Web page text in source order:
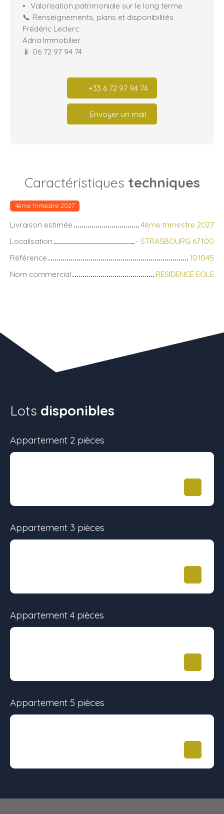
Valorisation patrimoniale sur le long terme
📞 Renseignements, plans et disponibilités
Frédéric Leclerc
Adria Immobilier
📱 06 72 97 94 74
+33 6 72 97 94 74
Envoyer un mail
Caractéristiques techniques
4ème trimestre 2027
Livraison estimée
4ème trimestre 2027
Localisation
- STRASBOURG 67100
Référence
101045
Nom commercial
RESIDENCE EOLE
Lots disponibles
Appartement 2 pièces
Appartement 3 pièces
Appartement 4 pièces
Appartement 5 pièces